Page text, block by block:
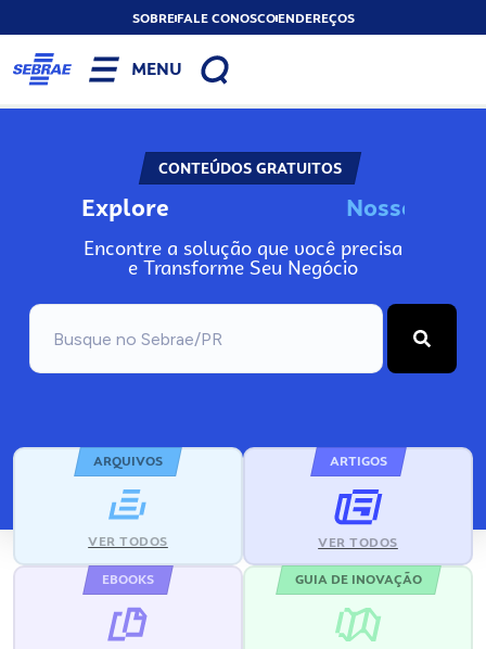
SOBREFALE CONOSCOENDEREÇOS
MENU
CONTEÚDOS GRATUITOS
Explore Nos
Encontre a solução que você precisa
e Transforme Seu Negócio
ARQUIVOS
VER TODOS
ARTIGOS
VER TODOS
EBOOKS GUIA DE INOVAÇÃO